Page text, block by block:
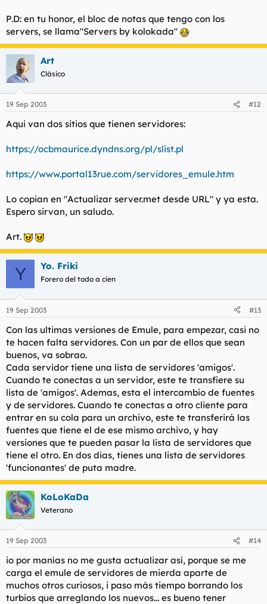
P.D: en tu honor, el bloc de notas que tengo con los
servers, se llama"Servers by kolokada"
Art
Clásico
19 Sep 2003 #12
Aqui van dos sitios que tienen servidores:
https://ocbmaurice.dyndns.org/pl/slist.pl
https://www.portal13rue.com/servidores_emule.htm
Lo copian en "Actualizar server.met desde URL" y ya esta.
Espero sirvan, un saludo.
Art.
Y Yo. Friki
Forero del todo a cien
19 Sep 2003 #13
Con las ultimas versiones de Emule, para empezar, casi no
te hacen falta servidores. Con un par de ellos que sean
buenos, va sobrao.
Cada servidor tiene una lista de servidores 'amigos'.
Cuando te conectas a un servidor, este te transfiere su
lista de 'amigos'. Ademas, esta el intercambio de fuentes
y de servidores. Cuando te conectas a otro cliente para
entrar en su cola para un archivo, este te transferirá las
fuentes que tiene el de ese mismo archivo, y hay
versiones que te pueden pasar la lista de servidores que
tiene el otro. En dos dias, tienes una lista de servidores
'funcionantes' de puta madre.
KoLoKaDa
Veterano
19 Sep 2003 #14
io por manías no me gusta actualizar así, porque se me
carga el emule de servidores de mierda aparte de
muchos otros curiosos, i paso más tiempo borrando los
turbios que arreglando los nuevos... es bueno tener